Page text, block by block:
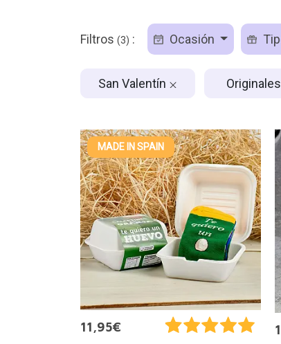
Filtros (3) : Ocasión
San Valentín Originales
MADE IN SPAIN
11,95€